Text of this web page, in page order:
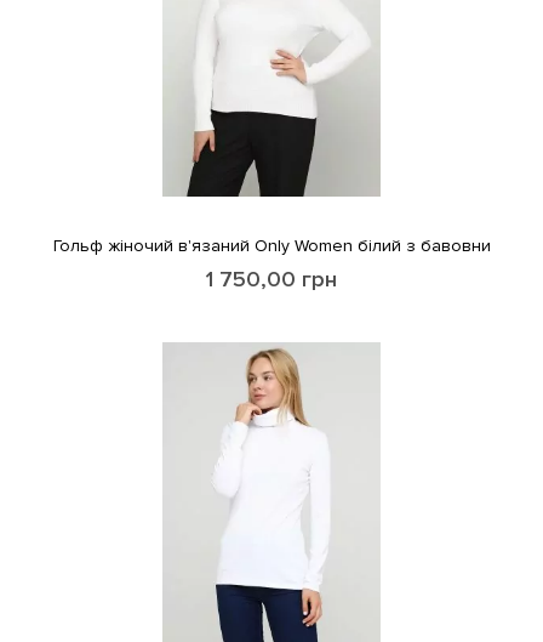
Гольф жіночий в'язаний Only Women білий з бавовни
1 750,00 грн